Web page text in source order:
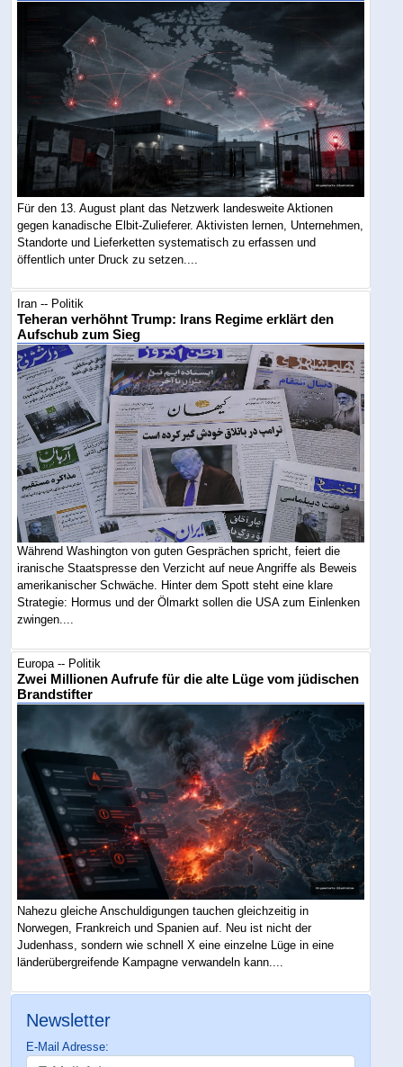
Für den 13. August plant das Netzwerk landesweite Aktionen
gegen kanadische Elbit-Zulieferer. Aktivisten lernen, Unternehmen,
Standorte und Lieferketten systematisch zu erfassen und
öffentlich unter Druck zu setzen....
Iran -- Politik
Teheran verhöhnt Trump: Irans Regime erklärt den
Aufschub zum Sieg
Während Washington von guten Gesprächen spricht, feiert die
iranische Staatspresse den Verzicht auf neue Angriffe als Beweis
amerikanischer Schwäche. Hinter dem Spott steht eine klare
Strategie: Hormus und der Ölmarkt sollen die USA zum Einlenken
zwingen....
Europa -- Politik
Zwei Millionen Aufrufe für die alte Lüge vom jüdischen
Brandstifter
Nahezu gleiche Anschuldigungen tauchen gleichzeitig in
Norwegen, Frankreich und Spanien auf. Neu ist nicht der
Judenhass, sondern wie schnell X eine einzelne Lüge in eine
länderübergreifende Kampagne verwandeln kann....
Newsletter
E-Mail Adresse: